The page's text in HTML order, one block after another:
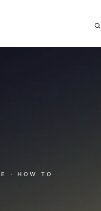
· HOW TO